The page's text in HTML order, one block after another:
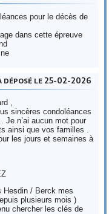
pour le décès de
dans cette épreuve
le 25-02-2026
,
sincères condoléances
Je n’ai aucun mot pour
ainsi que vos familles .
les jours et semaines à
Hesdin / Berck mes
plusieurs mois )
chercher les clés de